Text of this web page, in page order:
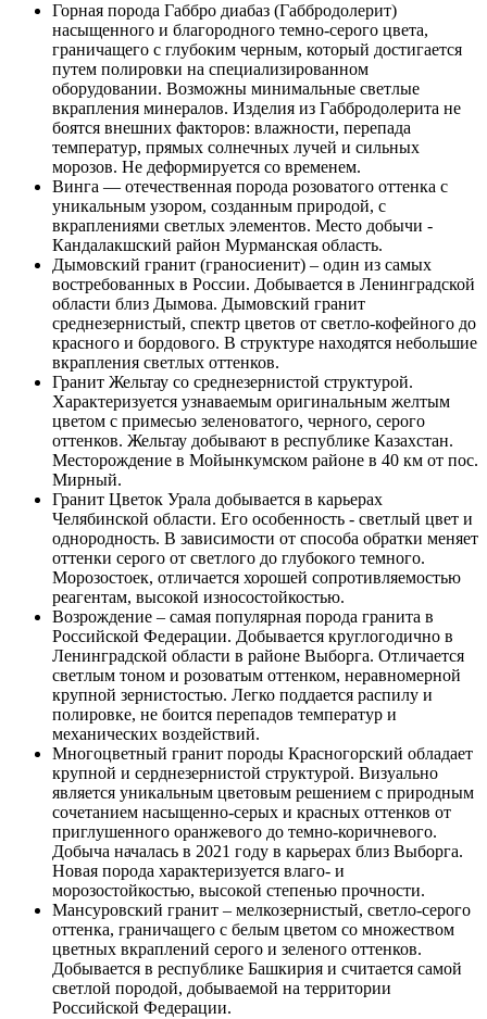
Горная порода Габбро диабаз (Габбродолерит)
насыщенного и благородного темно-серого цвета,
граничащего с глубоким черным, который достигается
путем полировки на специализированном
оборудовании. Возможны минимальные светлые
вкрапления минералов. Изделия из Габбродолерита не
боятся внешних факторов: влажности, перепада
температур, прямых солнечных лучей и сильных
морозов. Не деформируется со временем.
Винга — отечественная порода розоватого оттенка с
уникальным узором, созданным природой, с
вкраплениями светлых элементов. Место добычи -
Кандалакшский район Мурманская область.
Дымовский гранит (граносиенит) – один из самых
востребованных в России. Добывается в Ленинградской
области близ Дымова. Дымовский гранит
среднезернистый, спектр цветов от светло-кофейного до
красного и бордового. В структуре находятся небольшие
вкрапления светлых оттенков.
Гранит Жельтау со среднезернистой структурой.
Характеризуется узнаваемым оригинальным желтым
цветом с примесью зеленоватого, черного, серого
оттенков. Жельтау добывают в республике Казахстан.
Месторождение в Мойынкумском районе в 40 км от пос.
Мирный.
Гранит Цветок Урала добывается в карьерах
Челябинской области. Его особенность - светлый цвет и
однородность. В зависимости от способа обратки меняет
оттенки серого от светлого до глубокого темного.
Морозостоек, отличается хорошей сопротивляемостью
реагентам, высокой износостойкостью.
Возрождение – самая популярная порода гранита в
Российской Федерации. Добывается круглогодично в
Ленинградской области в районе Выборга. Отличается
светлым тоном и розоватым оттенком, неравномерной
крупной зернистостью. Легко поддается распилу и
полировке, не боится перепадов температур и
механических воздействий.
Многоцветный гранит породы Красногорский обладает
крупной и серднезернистой структурой. Визуально
является уникальным цветовым решением с природным
сочетанием насыщенно-серых и красных оттенков от
приглушенного оранжевого до темно-коричневого.
Добыча началась в 2021 году в карьерах близ Выборга.
Новая порода характеризуется влаго- и
морозостойкостью, высокой степенью прочности.
Мансуровский гранит – мелкозернистый, светло-серого
оттенка, граничащего с белым цветом со множеством
цветных вкраплений серого и зеленого оттенков.
Добывается в республике Башкирия и считается самой
светлой породой, добываемой на территории
Российской Федерации.